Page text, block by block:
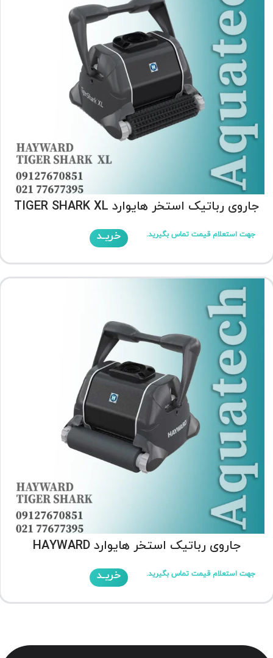
جاروی رباتیک استخر هایوارد TIGER SHARK XL
جهت استعلام قیمت تماس بگیرید. خریـد
جاروی رباتیک استخر هایوارد HAYWARD
جهت استعلام قیمت تماس بگیرید. خریـد